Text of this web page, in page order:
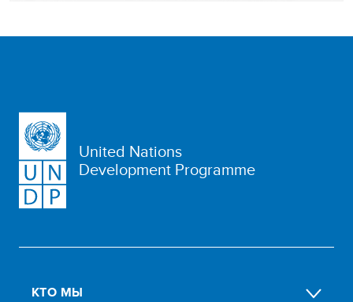
United Nations
Development Programme
КТО МЫ